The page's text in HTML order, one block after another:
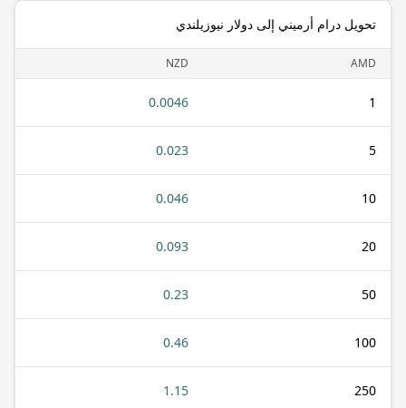
تحويل درام أرميني إلى دولار نيوزيلندي
AMD
NZD
1
0.0046
5
0.023
10
0.046
20
0.093
50
0.23
100
0.46
250
1.15